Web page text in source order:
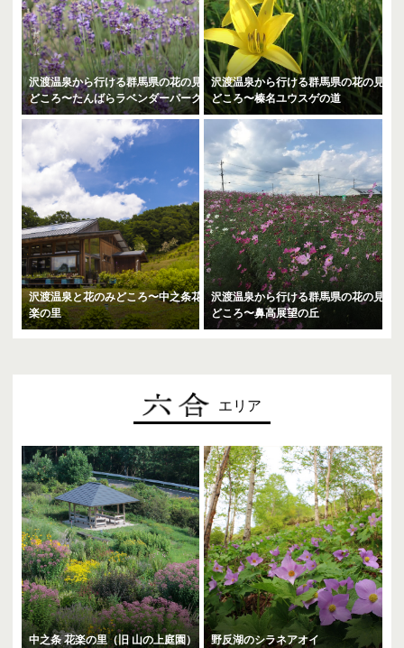
沢渡温泉から行ける群馬県の花の見
どころ〜たんばらラベンダーパーク
沢渡温泉から行ける群馬県の花の見
どころ〜榛名ユウスゲの道
沢渡温泉と花のみどころ〜中之条花
楽の里
沢渡温泉から行ける群馬県の花の見
どころ〜鼻高展望の丘
エリア
中之条 花楽の里（旧 山の上庭園） 野反湖のシラネアオイ